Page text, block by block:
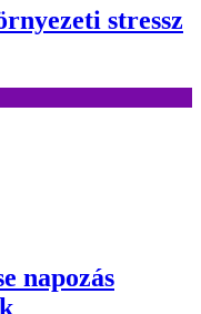
stressz
napozás